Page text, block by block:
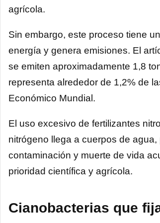
agrícola.
Sin embargo, este proceso tiene
energía y genera emisiones. El
se emiten aproximadamente 1,8
representa alrededor de 1,2% de
Económico Mundial.
El uso excesivo de fertilizantes
nitrógeno llega a cuerpos de
contaminación y muerte de vida
prioridad científica y agrícola.
Cianobacterias que